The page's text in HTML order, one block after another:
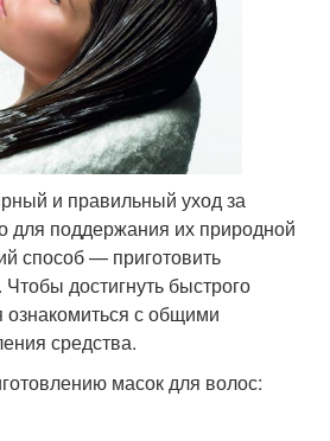
и правильный уход за
для поддержания их природной
способ — приготовить
достигнуть быстрого
ознакомиться с общими
средства.
масок для волос: